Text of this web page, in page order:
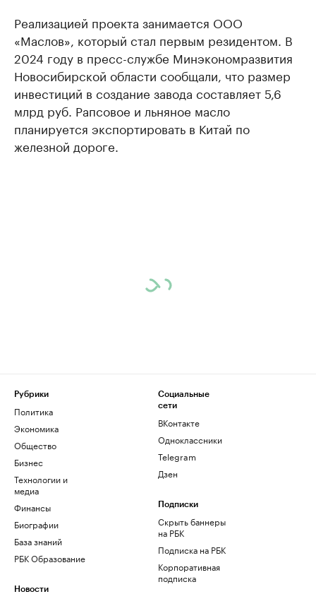
Реализацией проекта занимается ООО
«Маслов», который стал первым резидентом. В
2024 году в пресс-службе Минэкономразвития
Новосибирской области сообщали, что размер
инвестиций в создание завода составляет 5,6
млрд руб. Рапсовое и льняное масло
планируется экспортировать в Китай по
железной дороге.
Рубрики
Политика
Экономика
Общество
Бизнес
Технологии и
медиа
Финансы
Биографии
База знаний
РБК Образование
Новости
Социальные
сети
ВКонтакте
Одноклассники
Telegram
Дзен
Подписки
Скрыть баннеры
на РБК
Подписка на РБК
Корпоративная
подписка